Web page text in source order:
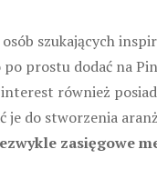
szukających
prostu dodać na
również
do stworzenia
zasięgowe